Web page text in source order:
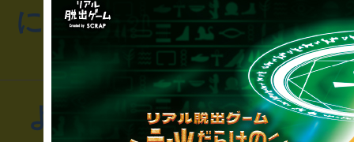
にお問い合わせください
よくあるお問い合わせ